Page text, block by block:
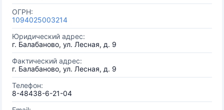
ОГРН:
1094025003214
Юридический адрес:
г. Балабаново, ул. Лесная, д. 9
Фактический адрес:
г. Балабаново, ул. Лесная, д. 9
Телефон:
8-48438-6-21-04